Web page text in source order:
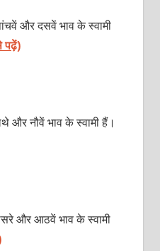
और दसवें भाव के स्वामी
पढ़ें)
और नौवें भाव के स्वामी हैं।
और आठवें भाव के स्वामी